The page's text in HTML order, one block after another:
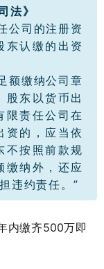
法》
司的注册资
东认缴的出资
缴纳公司章
股东以货币出
限责任公司在
资的，应当依
不按照前款规
缴纳外，还应
违约责任。”
缴齐500万即